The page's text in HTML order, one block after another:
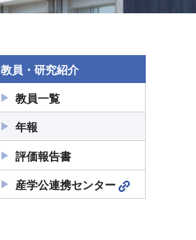
教員・研究紹介
教員一覧
年報
評価報告書
産学公連携センター